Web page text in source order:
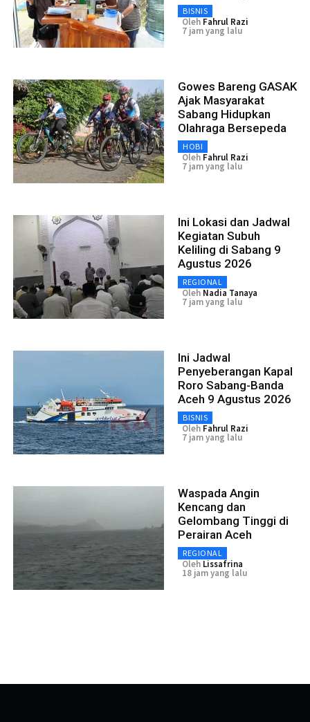
BISNIS
Oleh Fahrul Razi
7 jam yang lalu
Gowes Bareng GASAK
Ajak Masyarakat
Sabang Hidupkan
Olahraga Bersepeda
HOBI
Oleh Fahrul Razi
7 jam yang lalu
Ini Lokasi dan Jadwal
Kegiatan Subuh
Keliling di Sabang 9
Agustus 2026
REGIONAL
Oleh Nadia Tanaya
7 jam yang lalu
Ini Jadwal
Penyeberangan Kapal
Roro Sabang-Banda
Aceh 9 Agustus 2026
BISNIS
Oleh Fahrul Razi
7 jam yang lalu
Waspada Angin
Kencang dan
Gelombang Tinggi di
Perairan Aceh
REGIONAL
Oleh Lissafrina
18 jam yang lalu